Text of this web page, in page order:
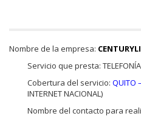
Nombre de la empresa:
Servicio que presta: TELEFONÍA
Cobertura del servicio: QUITO
INTERNET NACIONAL)
Nombre del contacto para